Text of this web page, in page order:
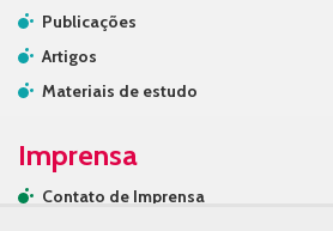
Publicações
Artigos
Materiais de estudo
Imprensa
Contato de Imprensa